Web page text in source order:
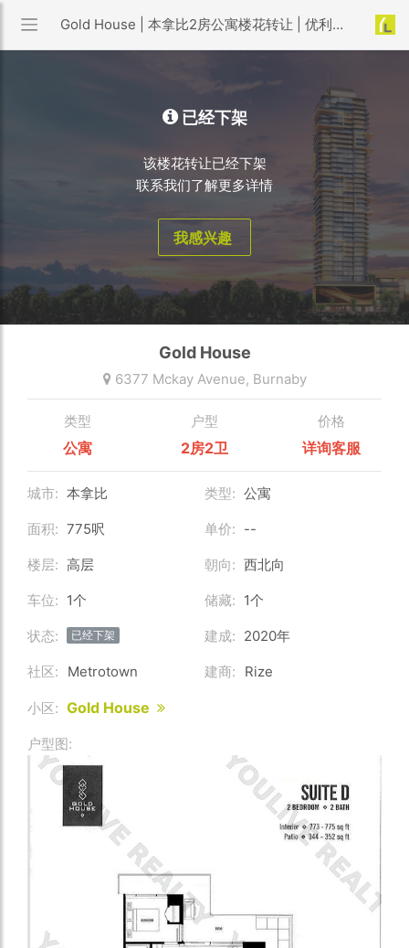
Gold House | 本拿比2房公寓楼花转让 | 优利搜房
已经下架
该楼花转让已经下架
联系我们了解更多详情
我感兴趣
Gold House
6377 Mckay Avenue, Burnaby
类型
公寓
户型
2房2卫
价格
详询客服
城市: 本拿比 类型: 公寓
面积: 775呎 单价: --
楼层: 高层 朝向: 西北向
车位: 1个 储藏: 1个
状态: 已经下架 建成: 2020年
社区: Metrotown 建商: Rize
小区: Gold House
户型图: